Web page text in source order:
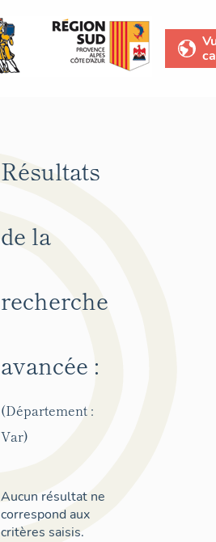
Résultats
de la
recherche
avancée :
(Département :
Var)
Aucun résultat ne
correspond aux
critères saisis.